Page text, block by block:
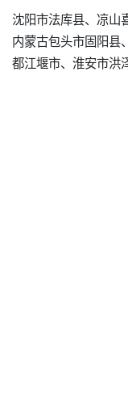
沈阳市法库县、凉山
内蒙古包头市固阳县
都江堰市、淮安市洪